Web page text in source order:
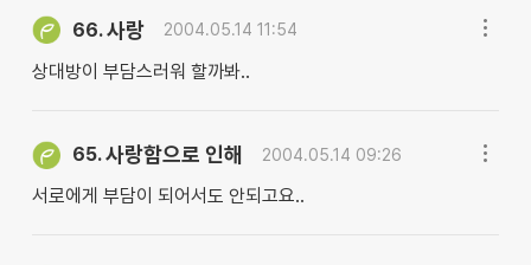
66.사랑 2004.05.14 11:54
상대방이 부담스러워 할까봐..
65.사랑함으로 인해 2004.05.14 09:26
서로에게 부담이 되어서도 안되고요..